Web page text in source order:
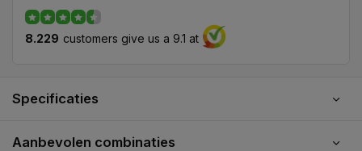
8.229 customers give us a 9.1 at
Specificaties
Aanbevolen combinaties